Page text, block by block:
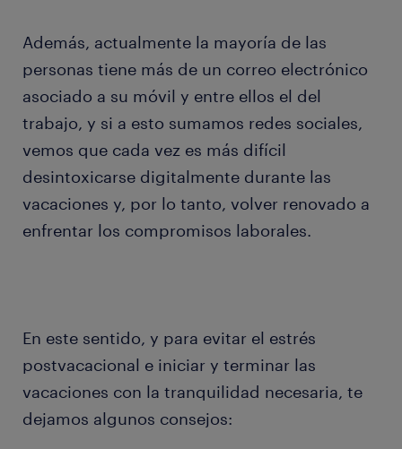
Además, actualmente la mayoría de las
personas tiene más de un correo electrónico
asociado a su móvil y entre ellos el del
trabajo, y si a esto sumamos redes sociales,
vemos que cada vez es más difícil
desintoxicarse digitalmente durante las
vacaciones y, por lo tanto, volver renovado a
enfrentar los compromisos laborales.
En este sentido, y para evitar el estrés
postvacacional e iniciar y terminar las
vacaciones con la tranquilidad necesaria, te
dejamos algunos consejos: